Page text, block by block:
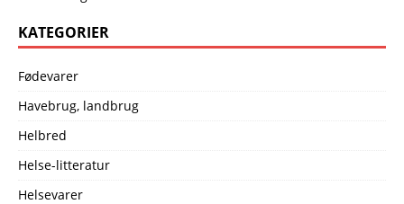
KATEGORIER
Fødevarer
Havebrug, landbrug
Helbred
Helse-litteratur
Helsevarer